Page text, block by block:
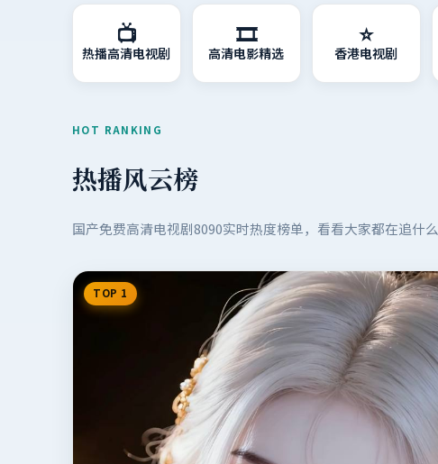
📺
热播高清电视剧
🎞️
高清电影精选
⭐
香港电视剧
HOT RANKING
热播风云榜
国产免费高清电视剧8090实时热度榜单，看看大家都在追什么
TOP 1